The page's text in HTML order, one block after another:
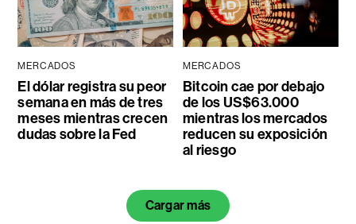
MERCADOS
El dólar registra su peor
semana en más de tres
meses mientras crecen
dudas sobre la Fed
MERCADOS
Bitcoin cae por debajo
de los US$63.000
mientras los mercados
reducen su exposición
al riesgo
Cargar más